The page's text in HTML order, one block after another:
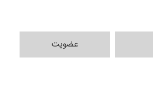
عضویت